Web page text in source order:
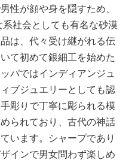
性が顔や身を隠すため、
系社会としても有名な砂漠
は、代々受け継がれる伝
て初めて銀細工を始めた
パではインディアンジュ
ブジュエリーとしても認
彫りで丁寧に彫られる模
られており、古代の神話
います。シャープであり
インで男女問わず楽しめ